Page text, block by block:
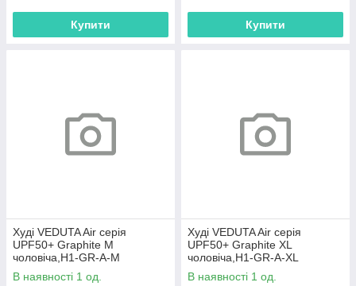
Купити Купити
Худі VEDUTA Air серія
UPF50+ Graphite M
чоловіча,H1-GR-A-M
В наявності 1 од.
Худі VEDUTA Air серія
UPF50+ Graphite XL
чоловіча,H1-GR-A-XL
В наявності 1 од.